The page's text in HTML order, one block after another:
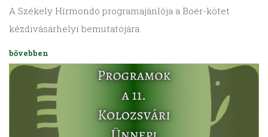
A Székely Hírmondó programajánlója a Boér-kötet
kézdivásárhelyi bemutatójára.
bővebben